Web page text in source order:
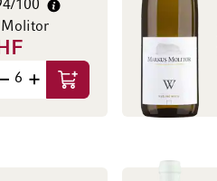
100
Molitor
/ l)
Ajouter au panier